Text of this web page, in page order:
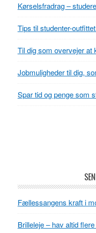
Kørselsfradrag –
Tips til studenter-
Til dig som overvejer at
Jobmuligheder til dig,
Spar tid og penge som
Fællessangens kraft i
Brilleleje – hav altid